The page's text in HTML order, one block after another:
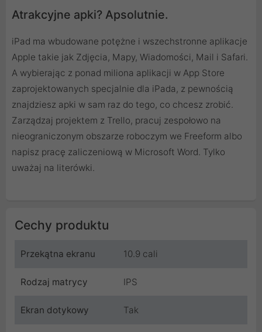
Atrakcyjne apki? Apsolutnie.
iPad ma wbudowane potężne i wszechstronne aplikacje
Apple takie jak Zdjęcia, Mapy, Wiadomości, Mail i Safari.
A wybierając z ponad miliona aplikacji w App Store
zaprojektowanych specjalnie dla iPada, z pewnością
znajdziesz apki w sam raz do tego, co chcesz zrobić.
Zarządzaj projektem z Trello, pracuj zespołowo na
nieograniczonym obszarze roboczym we Freeform albo
napisz pracę zaliczeniową w Microsoft Word. Tylko
uważaj na literówki.
Cechy produktu
Przekątna ekranu 10.9 cali
Rodzaj matrycy IPS
Ekran dotykowy Tak